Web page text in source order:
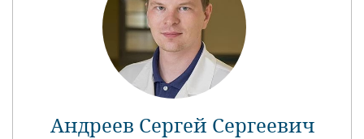
Андреев Сергей Сергеевич